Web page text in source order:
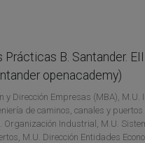
B. Santander.
openacademy)
y Dirección Empresas (MBA),
de caminos, canales y
Industrial, M.U.
M.U. Dirección Entidades